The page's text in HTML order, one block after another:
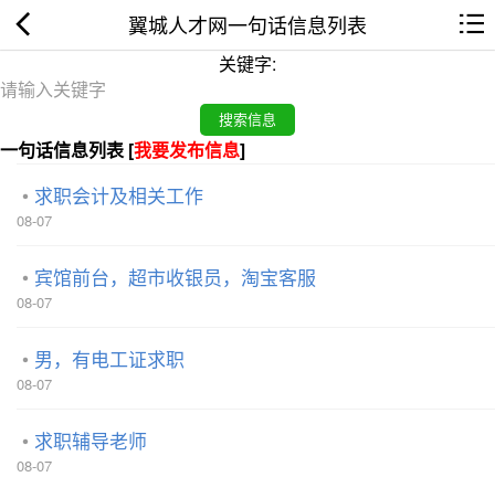
翼城人才网一句话信息列表
关键字:
一句话信息列表 [我要发布信息]
求职会计及相关工作
08-07
宾馆前台，超市收银员，淘宝客服
08-07
男，有电工证求职
08-07
求职辅导老师
08-07